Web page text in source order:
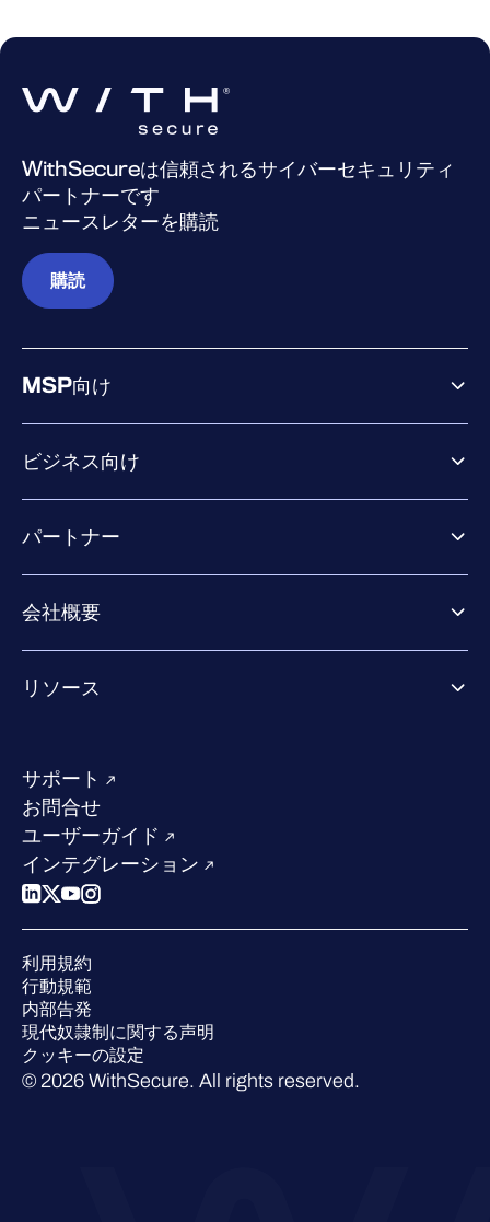
WithSecureは信頼されるサイバーセキュリティ
パートナーです
ニュースレターを購読
購読
MSP向け
ビジネス向け
Exposure Management
Extended Detection & Response
Co-Security Services
パートナー
パートナーの成功のためのサービス
Co-growth community
会社概要
業界での評価／認定／お客様の声
求人情報
サステナビリティ
競合他社との比較
リソース
成功事例
W/Labs
ブログ
ポッドキャスト
イベント
ウェビナー
業界での 評価
サポート
お問合せ
ユーザーガイド
インテグレーション
利用規約
行動規範
内部告発
現代奴隷制に関する声明
クッキーの設定
© 2026 WithSecure. All rights reserved.